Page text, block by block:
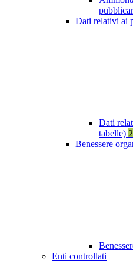
Dati relativi ai
Dati
tabelle) 2
Benessere
Enti controllati